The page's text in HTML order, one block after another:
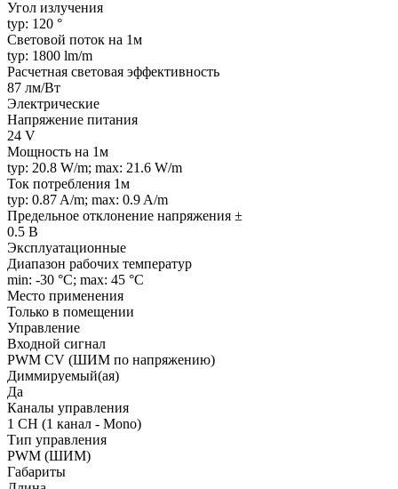
Угол излучения
typ: 120 °
Световой поток на 1м
typ: 1800 lm/m
Расчетная световая эффективность
87 лм/Вт
Электрические
Напряжение питания
24 V
Мощность на 1м
typ: 20.8 W/m; max: 21.6 W/m
Ток потребления 1м
typ: 0.87 A/m; max: 0.9 A/m
Предельное отклонение напряжения ±
0.5 В
Эксплуатационные
Диапазон рабочих температур
min: -30 °C; max: 45 °C
Место применения
Только в помещении
Управление
Входной сигнал
PWM СV (ШИМ по напряжению)
Диммируемый(ая)
Да
Каналы управления
1 CH (1 канал - Mono)
Тип управления
PWM (ШИМ)
Габариты